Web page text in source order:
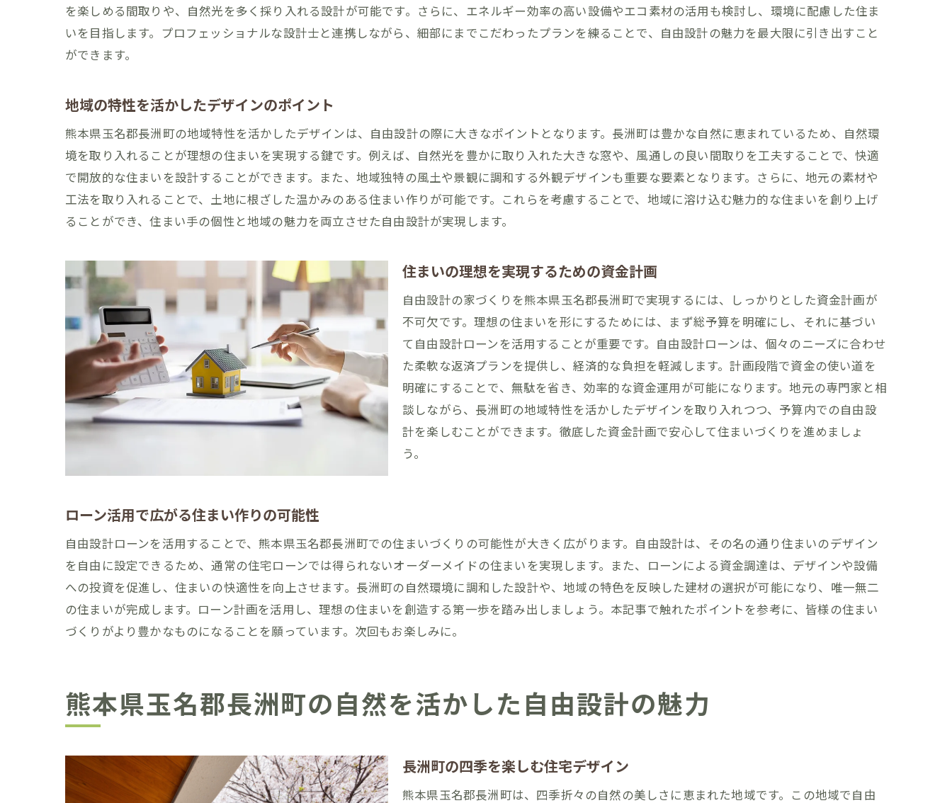
地域の歴史を尊重した設計アプローチ
理想の住まいを自由設計ローンで実現するステップ
予算管理と資金計画の立て方
工期とスケジュール管理のポイント
完成後のアフターフォローとメンテナンス
長洲町での自由設計ローン活用法とその効果
自由設計で得られる生活の質向上
地域限定のローン特典を活用する方法
自由設計で実現する省エネ住宅の魅力
住まいの資産価値を高める設計戦略
家族の健康を守る住まい環境の整備
熊本県の自然と調和する自由設計の魅力的なプラン
自然素材を活用した心地よい住空間
家の中に自然を取り込む庭園プラン
四季折々の風景を楽しむ窓設計
自然環境保護と共存する住まいの構想
を楽しめる間取りや、自然光を多く採り入れる設計が可能です。さらに、エネルギー効率の高い設備やエコ素材の活用も検討し、環境に配慮した住ま
いを目指します。プロフェッショナルな設計士と連携しながら、細部にまでこだわったプランを練ることで、自由設計の魅力を最大限に引き出すこと
ができます。
地域の特性を活かしたデザインのポイント
熊本県玉名郡長洲町の地域特性を活かしたデザインは、自由設計の際に大きなポイントとなります。長洲町は豊かな自然に恵まれているため、自然環
境を取り入れることが理想の住まいを実現する鍵です。例えば、自然光を豊かに取り入れた大きな窓や、風通しの良い間取りを工夫することで、快適
で開放的な住まいを設計することができます。また、地域独特の風土や景観に調和する外観デザインも重要な要素となります。さらに、地元の素材や
工法を取り入れることで、土地に根ざした温かみのある住まい作りが可能です。これらを考慮することで、地域に溶け込む魅力的な住まいを創り上げ
ることができ、住まい手の個性と地域の魅力を両立させた自由設計が実現します。
住まいの理想を実現するための資金計画
自由設計の家づくりを熊本県玉名郡長洲町で実現するには、しっかりとした資金計画が
不可欠です。理想の住まいを形にするためには、まず総予算を明確にし、それに基づい
て自由設計ローンを活用することが重要です。自由設計ローンは、個々のニーズに合わせ
た柔軟な返済プランを提供し、経済的な負担を軽減します。計画段階で資金の使い道を
明確にすることで、無駄を省き、効率的な資金運用が可能になります。地元の専門家と相
談しながら、長洲町の地域特性を活かしたデザインを取り入れつつ、予算内での自由設
計を楽しむことができます。徹底した資金計画で安心して住まいづくりを進めましょ
う。
ローン活用で広がる住まい作りの可能性
自由設計ローンを活用することで、熊本県玉名郡長洲町での住まいづくりの可能性が大きく広がります。自由設計は、その名の通り住まいのデザイン
を自由に設定できるため、通常の住宅ローンでは得られないオーダーメイドの住まいを実現します。また、ローンによる資金調達は、デザインや設備
への投資を促進し、住まいの快適性を向上させます。長洲町の自然環境に調和した設計や、地域の特色を反映した建材の選択が可能になり、唯一無二
の住まいが完成します。ローン計画を活用し、理想の住まいを創造する第一歩を踏み出しましょう。本記事で触れたポイントを参考に、皆様の住まい
づくりがより豊かなものになることを願っています。次回もお楽しみに。
熊本県玉名郡長洲町の自然を活かした自由設計の魅力
長洲町の四季を楽しむ住宅デザイン
熊本県玉名郡長洲町は、四季折々の自然の美しさに恵まれた地域です。この地域で自由